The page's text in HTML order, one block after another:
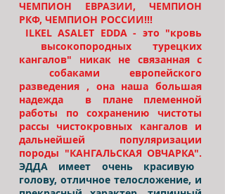
ЧЕМПИОН ЕВРАЗИИ, ЧЕМПИОН
РКФ, ЧЕМПИОН РОССИИ!!!
ILKEL ASALET EDDA - это "кровь
высокопородных турецких
кангалов" никак не связанная с
собаками европейского
разведения , она наша большая
надежда в плане племенной
работы по сохранению чистоты
рассы чистокровных кангалов и
дальнейшей популяризации
породы "КАНГАЛЬСКАЯ ОВЧАРКА".
ЭДДА имеет очень красивую
голову, отличное телосложение, и